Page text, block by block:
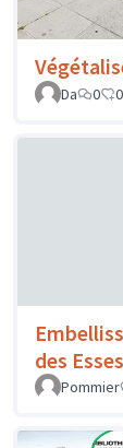
Da
0 0
des Esses
Pommier